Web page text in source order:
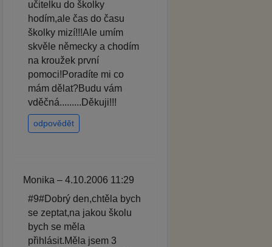
učitelku do školky
hodím,ale čas do času
školky mizí!!!Ale umím
skvěle německy a chodím
na kroužek první
pomoci!Poradíte mi co
mám dělat?Budu vám
vděčná.........Děkuji!!!
odpovědět
Monika – 4.10.2006 11:29
#9#Dobrý den,chtěla bych
se zeptat,na jakou školu
bych se měla
přihlásit.Měla jsem 3